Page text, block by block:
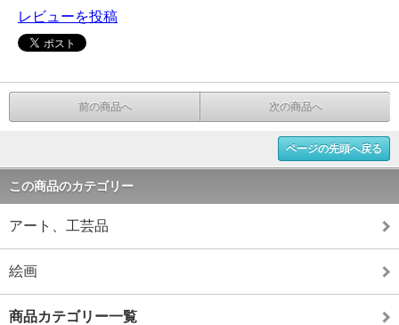
レビューを投稿
前の商品へ 次の商品へ
ページの先頭へ戻る
この商品のカテゴリー
アート、工芸品
絵画
商品カテゴリー一覧